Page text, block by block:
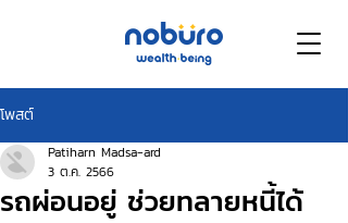
โพสต์
รถผ่อนอยู่ ช่วยทลายหนี้ได้
Patiharn Madsa-ard
3 ต.ค. 2566